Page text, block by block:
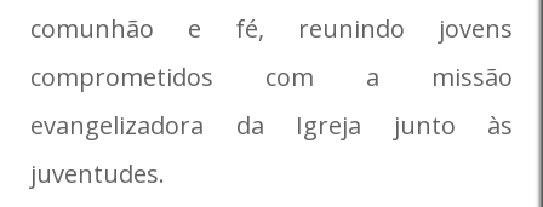
comunhão e fé, reunindo jovens
comprometidos com a missão
evangelizadora da Igreja junto às
juventudes.